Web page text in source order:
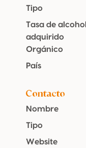
Tipo
Tasa de alcohol
adquirido
Orgánico
País
Contacto
Nombre
Tipo
Website